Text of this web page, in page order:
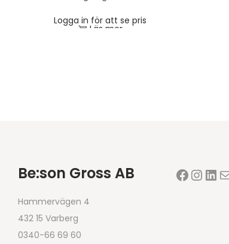
Logga in för att se pris
Läs mer
Be:son Gross AB
Hammervägen 4
432 15 Varberg
0340-66 69 60